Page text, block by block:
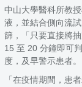
中山大學醫科所教
液，並結合側向流
篩，「只要直接將
15 至 20 分鐘即可
度，及早警示患者。
「在疫情期間，患